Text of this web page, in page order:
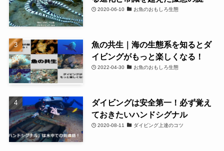
2020-06-10 お魚のおもしろ生態
魚の共生｜海の生態系を知るとダ
イビングがもっと楽しくなる！
2022-04-30 お魚のおもしろ生態
ダイビングは安全第一！必ず覚え
ておきたいハンドシグナル
2020-08-11 ダイビング上達のコツ